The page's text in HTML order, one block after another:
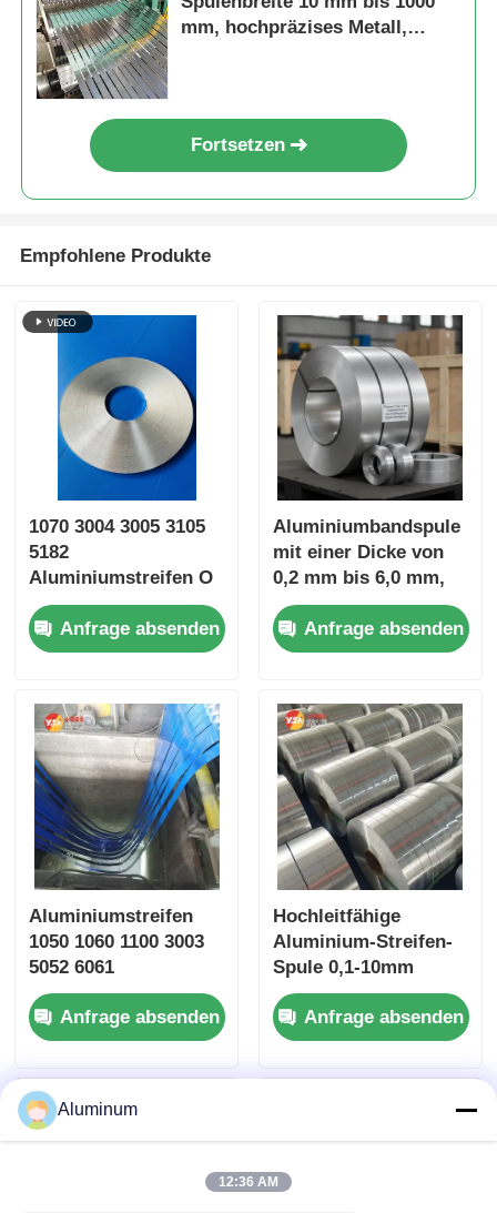
mm, hochpräzises Metall,
Fortsetzen
Empfohlene Produkte
1070 3004 3005 3105
5182
Aluminiumstreifen O
H12 H14 H18 Kalt-
Hochgewalzt 0,2-4mm
Präzisionsbreite
ASTM EN JIS ISO
SGS ROHS Zertifikat
Anfrage absenden
Aluminiumbandspule
mit einer Dicke von
0,2 mm bis 6,0 mm,
kundenspezifische
Größe, geeignet für
elektrische
Bauprojekte
Anfrage absenden
Aluminiumstreifen
1050 1060 1100 3003
5052 6061
Transformator
Windung LED-
Beleuchtung
Honigtuch Kern
Venetian Blinds
Aluminium-Plastik-
Anfrage absenden
Hochleitfähige
Aluminium-Streifen-
Spule 0,1-10mm
Custom Slit-Streifen
für Batterie-
Konnektor Kabel
Anfrage absenden
Aluminum
12:36 AM